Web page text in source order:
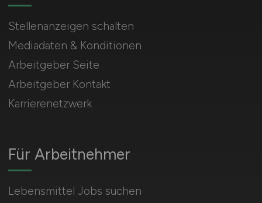
Für Arbeitnehmer
Lebensmittel Jobs suchen
Stellenanzeigen schalten
Mediadaten & Konditionen
Arbeitgeber Seite
Arbeitgeber Kontakt
Karrierenetzwerk